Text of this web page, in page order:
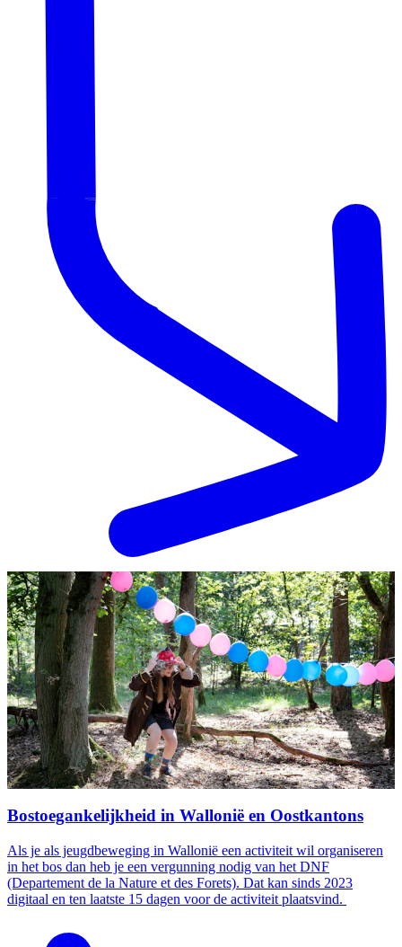
Bostoegankelijkheid in Wallonië en Oostkantons
Als je als jeugdbeweging in Wallonië een activiteit wil organiseren
in het bos dan heb je een vergunning nodig van het DNF
(Departement de la Nature et des Forets). Dat kan sinds 2023
digitaal en ten laatste 15 dagen voor de activiteit plaatsvind.